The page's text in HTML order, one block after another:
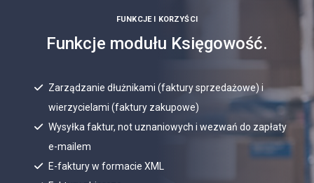
FUNKCJE I KORZYŚCI
Funkcje modułu Księgowość.
Zarządzanie dłużnikami (faktury sprzedażowe) i
wierzycielami (faktury zakupowe)
Wysyłka faktur, not uznaniowych i wezwań do zapłaty
e-mailem
E-faktury w formacie XML